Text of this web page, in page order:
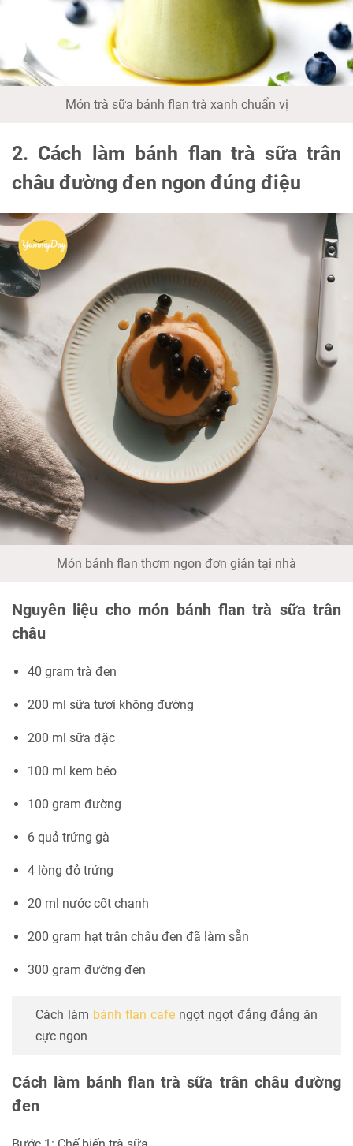
Món trà sữa bánh flan trà xanh chuẩn vị
2. Cách làm bánh flan trà sữa trân
châu đường đen ngon đúng điệu
Món bánh flan thơm ngon đơn giản tại nhà
Nguyên liệu cho món bánh flan trà sữa trân
châu
40 gram trà đen
200 ml sữa tươi không đường
200 ml sữa đặc
100 ml kem béo
100 gram đường
6 quả trứng gà
4 lòng đỏ trứng
20 ml nước cốt chanh
200 gram hạt trân châu đen đã làm sẵn
300 gram đường đen
Cách làm bánh flan cafe ngọt ngọt đắng đắng ăn
cực ngon
Cách làm bánh flan trà sữa trân châu đường
đen